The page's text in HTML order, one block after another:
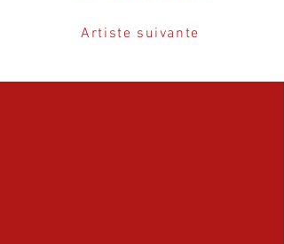
Artiste suivante